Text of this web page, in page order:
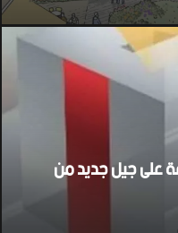
على جيل جديد من